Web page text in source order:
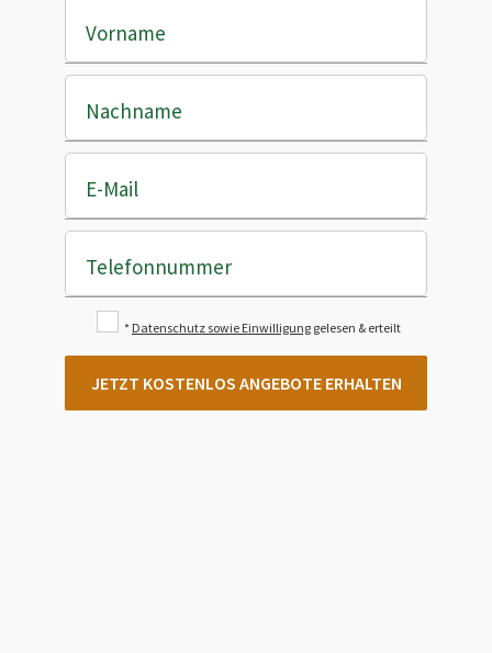
Vorname
Nachname
E-Mail
Telefonnummer
* Datenschutz sowie Einwilligung gelesen & erteilt
JETZT KOSTENLOS ANGEBOTE ERHALTEN